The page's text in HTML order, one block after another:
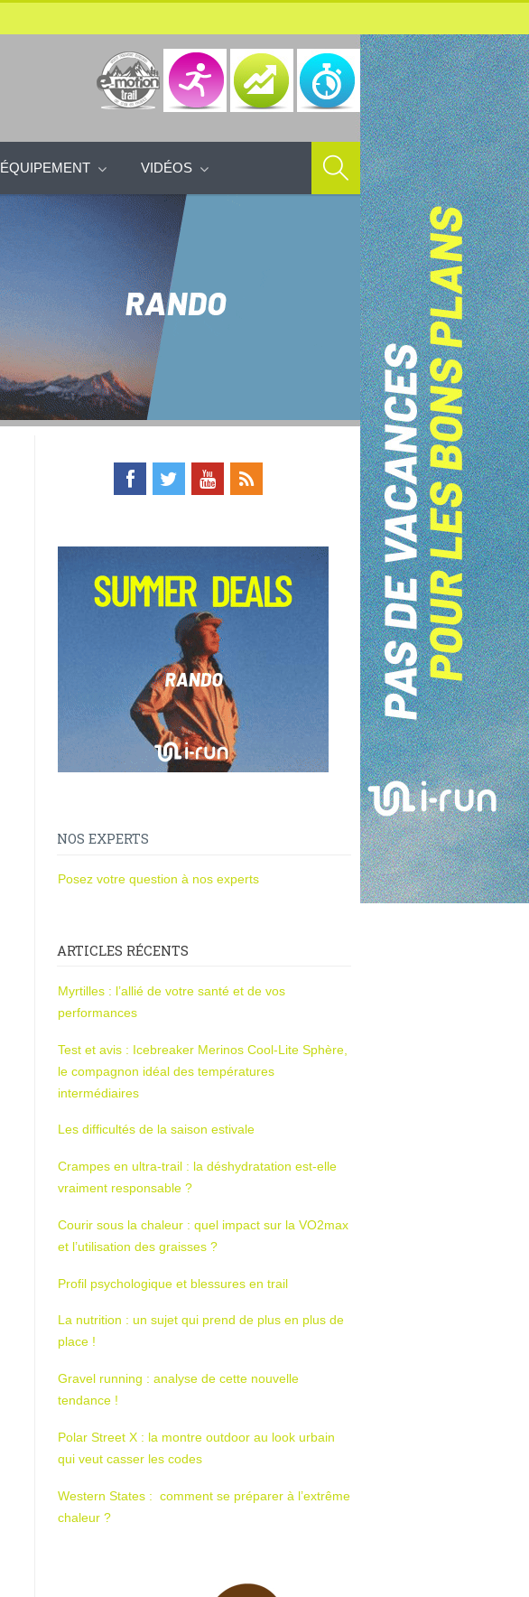
ÉQUIPEMENT VIDÉOS
NOS EXPERTS
Posez votre question à nos experts
ARTICLES RÉCENTS
Myrtilles : l’allié de votre santé et de vos
performances
Test et avis : Icebreaker Merinos Cool-Lite Sphère,
le compagnon idéal des températures
intermédiaires
Les difficultés de la saison estivale
Crampes en ultra-trail : la déshydratation est-elle
vraiment responsable ?
Courir sous la chaleur : quel impact sur la VO2max
et l’utilisation des graisses ?
Profil psychologique et blessures en trail
La nutrition : un sujet qui prend de plus en plus de
place !
Gravel running : analyse de cette nouvelle
tendance !
Polar Street X : la montre outdoor au look urbain
qui veut casser les codes
Western States : comment se préparer à l’extrême
chaleur ?